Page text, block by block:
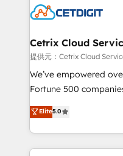
competitive market.
Impact Award 🏆2022
Award 🏆2020 Elite
Integrations HubSpot
Marketing Enablement
2018 Website Design
Growth-Driven Design
Sales Enablement
Cetrix Cloud
提供元：Cetrix Cloud
We’ve empowered
Fortune 500
and nonprofits — to
revenue, and unlock
With deep technical
automation,
Elite5.0